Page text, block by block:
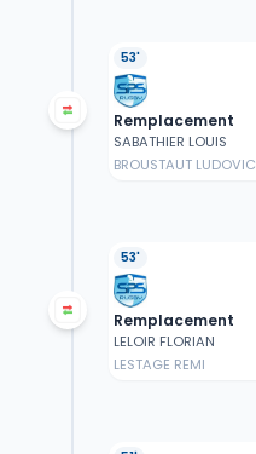
53'
Remplacement
SABATHIER LOUIS
BROUSTAUT LUDOVIC
53'
Remplacement
LELOIR FLORIAN
LESTAGE REMI